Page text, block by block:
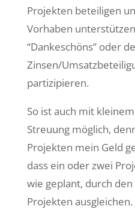
Projekten beteiligen
Vorhaben
“Dankeschöns” oder
Zinsen/
partizipieren.
So ist auch mit
Streuung möglich,
Projekten mein Geld
dass ein oder zwei
wie geplant, durch
Projekten